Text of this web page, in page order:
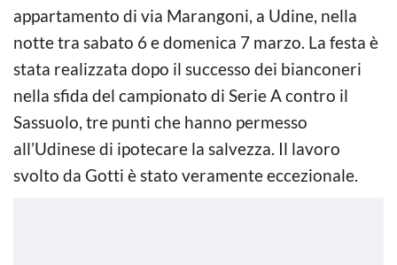
appartamento di via Marangoni, a Udine, nella
notte tra sabato 6 e domenica 7 marzo. La festa è
stata realizzata dopo il successo dei bianconeri
nella sfida del campionato di Serie A contro il
Sassuolo, tre punti che hanno permesso
all’Udinese di ipotecare la salvezza. Il lavoro
svolto da Gotti è stato veramente eccezionale.